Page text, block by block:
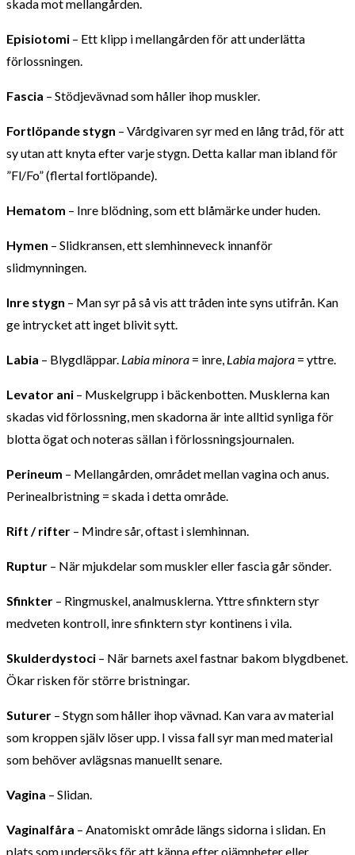
skada mot mellangården.
Episiotomi – Ett klipp i mellangården för att underlätta
förlossningen.
Fascia – Stödjevävnad som håller ihop muskler.
Fortlöpande stygn – Vårdgivaren syr med en lång tråd, för att
sy utan att knyta efter varje stygn. Detta kallar man ibland för
”Fl/Fo” (flertal fortlöpande).
Hematom – Inre blödning, som ett blåmärke under huden.
Hymen – Slidkransen, ett slemhinneveck innanför
slidmynningen.
Inre stygn – Man syr på så vis att tråden inte syns utifrån. Kan
ge intrycket att inget blivit sytt.
Labia – Blygdläppar. Labia minora = inre, Labia majora = yttre.
Levator ani – Muskelgrupp i bäckenbotten. Musklerna kan
skadas vid förlossning, men skadorna är inte alltid synliga för
blotta ögat och noteras sällan i förlossningsjournalen.
Perineum – Mellangården, området mellan vagina och anus.
Perinealbristning = skada i detta område.
Rift / rifter – Mindre sår, oftast i slemhinnan.
Ruptur – När mjukdelar som muskler eller fascia går sönder.
Sfinkter – Ringmuskel, analmusklerna. Yttre sfinktern styr
medveten kontroll, inre sfinktern styr kontinens i vila.
Skulderdystoci – När barnets axel fastnar bakom blygdbenet.
Ökar risken för större bristningar.
Suturer – Stygn som håller ihop vävnad. Kan vara av material
som kroppen själv löser upp. I vissa fall syr man med material
som behöver avlägsnas manuellt senare.
Vagina – Slidan.
Vaginalfåra – Anatomiskt område längs sidorna i slidan. En
plats som undersöks för att känna efter ojämnheter eller